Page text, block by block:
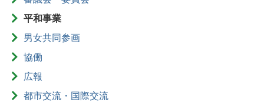
平和事業
男女共同参画
協働
広報
都市交流・国際交流